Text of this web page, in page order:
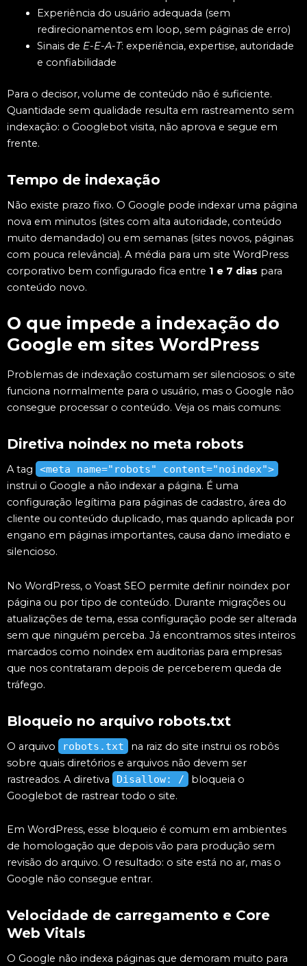
Experiência do usuário adequada (sem
redirecionamentos em loop, sem páginas de erro)
Sinais de E-E-A-T: experiência, expertise, autoridade
e confiabilidade
Para o decisor, volume de conteúdo não é suficiente.
Quantidade sem qualidade resulta em rastreamento sem
indexação: o Googlebot visita, não aprova e segue em
frente.
Tempo de indexação
Não existe prazo fixo. O Google pode indexar uma página
nova em minutos (sites com alta autoridade, conteúdo
muito demandado) ou em semanas (sites novos, páginas
com pouca relevância). A média para um site WordPress
corporativo bem configurado fica entre 1 e 7 dias para
conteúdo novo.
O que impede a indexação do
Google em sites WordPress
Problemas de indexação costumam ser silenciosos: o site
funciona normalmente para o usuário, mas o Google não
consegue processar o conteúdo. Veja os mais comuns:
Diretiva noindex no meta robots
A tag <meta name="robots" content="noindex">
instrui o Google a não indexar a página. É uma
configuração legítima para páginas de cadastro, área do
cliente ou conteúdo duplicado, mas quando aplicada por
engano em páginas importantes, causa dano imediato e
silencioso.
No WordPress, o Yoast SEO permite definir noindex por
página ou por tipo de conteúdo. Durante migrações ou
atualizações de tema, essa configuração pode ser alterada
sem que ninguém perceba. Já encontramos sites inteiros
marcados como noindex em auditorias para empresas
que nos contrataram depois de perceberem queda de
tráfego.
Bloqueio no arquivo robots.txt
O arquivo robots.txt
na raiz do site instrui os robôs
sobre quais diretórios e arquivos não devem ser
rastreados. A diretiva
Disallow: /
bloqueia o
Googlebot de rastrear todo o site.
Em WordPress, esse bloqueio é comum em ambientes
de homologação que depois vão para produção sem
revisão do arquivo. O resultado: o site está no ar, mas o
Google não consegue entrar.
Velocidade de carregamento e Core
Web Vitals
O Google não indexa páginas que demoram muito para